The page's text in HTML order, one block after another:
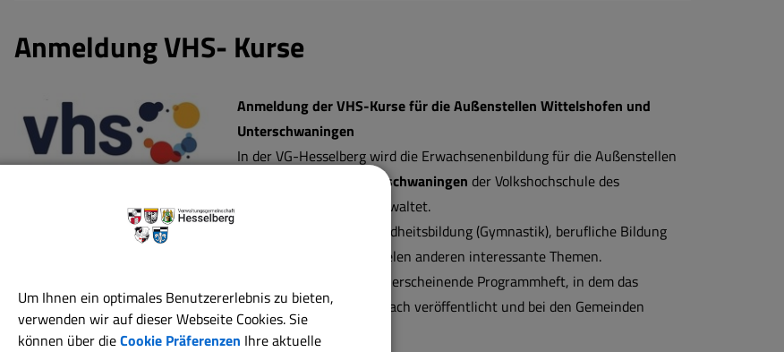
Anmeldung VHS- Kurse
Anmeldung der VHS-Kurse für die Außenstellen Wittelshofen und
Unterschwaningen
In der VG-Hesselberg wird die Erwachsenenbildung für die Außenstellen
Wittelshofen und Unterschwaningen der Volkshochschule des
Landkreises Ansbach verwaltet.
Das Angebot umfasst neben Kursen aus den Bereichen Gesundheitsbildung (Gymnastik), berufliche Bildung
(vor allem EDV-Kurse), sowie Kurse zu Umweltthemen und vielen anderen interessante Themen.
Über die Veranstaltungsangebote informiert auch das jährlich erscheinende Programmheft, in dem das
Erwachsenenbildungsprogramm im gesamten Landkreis Ansbach veröffentlicht und bei den Gemeinden
erhältlich ist.
Um Ihnen ein optimales Benutzererlebnis zu bieten,
verwenden wir auf dieser Webseite Cookies. Sie
können über dieCookie Präferenzen Ihre aktuelle